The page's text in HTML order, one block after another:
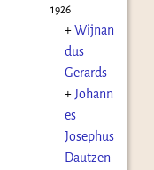
1926
+Wijnan
dus
Gerards
+Johann
es
Josephus
Dautzen